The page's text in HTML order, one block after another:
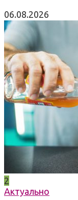
06.08.2026
2
Актуально